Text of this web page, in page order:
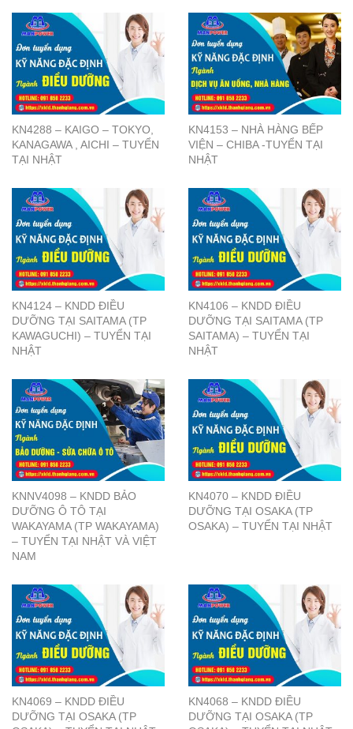
KN4288 – KAIGO – TOKYO,
KANAGAWA , AICHI – TUYỂN
TẠI NHẬT
KN4153 – NHÀ HÀNG BẾP
VIỆN – CHIBA -TUYỂN TẠI
NHẬT
KN4124 – KNDD ĐIỀU
DƯỠNG TẠI SAITAMA (TP
KAWAGUCHI) – TUYỂN TẠI
NHẬT
KN4106 – KNDD ĐIỀU
DƯỠNG TẠI SAITAMA (TP
SAITAMA) – TUYỂN TẠI
NHẬT
KNNV4098 – KNDD BẢO
DƯỠNG Ô TÔ TẠI
WAKAYAMA (TP WAKAYAMA)
– TUYỂN TẠI NHẬT VÀ VIỆT
NAM
KN4070 – KNDD ĐIỀU
DƯỠNG TẠI OSAKA (TP
OSAKA) – TUYỂN TẠI NHẬT
KN4069 – KNDD ĐIỀU
DƯỠNG TẠI OSAKA (TP
KN4068 – KNDD ĐIỀU
DƯỠNG TẠI OSAKA (TP